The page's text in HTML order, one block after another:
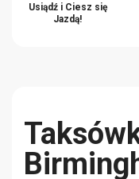
Usiądź i Ciesz się
Jazdą!